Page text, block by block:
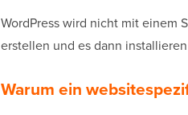
WordPress wird nicht mit einem
erstellen und es dann
Warum ein